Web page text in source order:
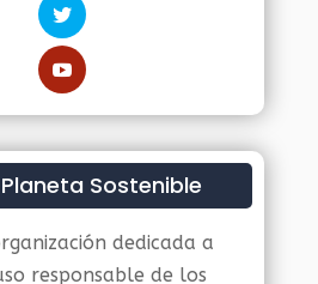
Sostenible
dedicada a
responsable de los